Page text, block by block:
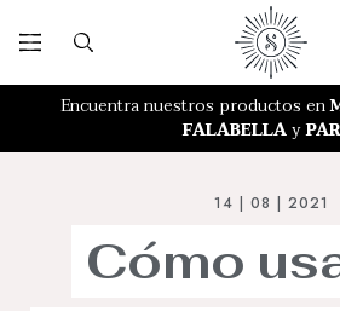
Encuentra nuestros productos en
FALABELLAy
RETIRO GRATIS EN NUESTRA
14 | 08 | 2021
Cómo